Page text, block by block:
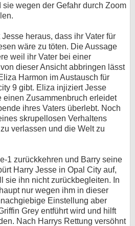
sie wegen der Gefahr durch Zoom
heraus, dass ihr Vater für
wäre zu töten. Die Aussage
weil ihr Vater bei einer
dieser Ansicht abbringen lässt
Harmon im Austausch für
9 gibt. Eliza injiziert Jesse
einen Zusammenbruch erleidet
ihres Vaters überlebt. Noch
skrupellosen Verhaltens
verlassen und die Welt zu
1 zurückkehren und Barry seine
Harry Jesse in Opal City auf,
sie ihn nicht zurückbegleiten. In
nur wegen ihm in dieser
Einstellung aber
Grey entführt wird und hilft
Nach Harrys Rettung versöhnt